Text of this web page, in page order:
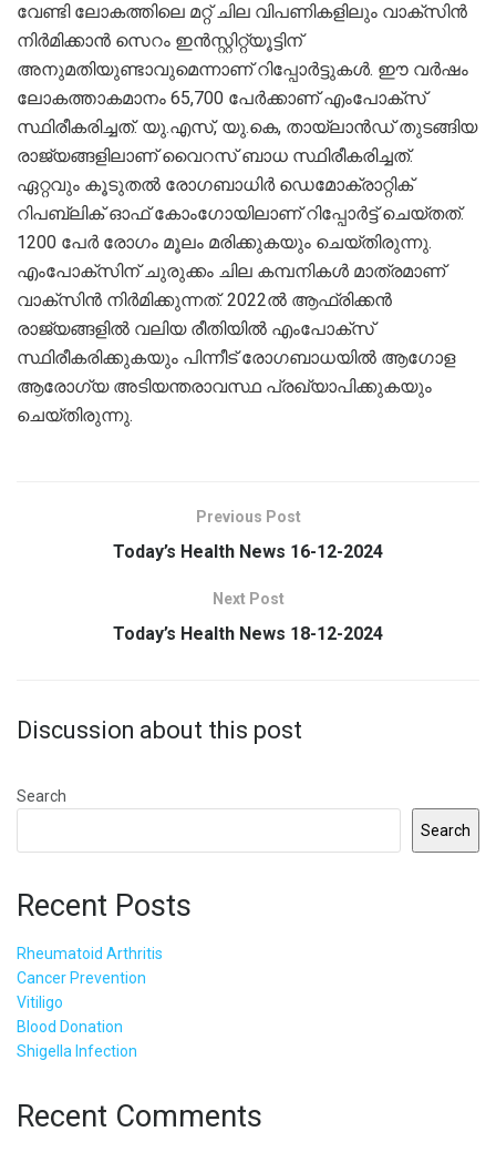
വേണ്ടി ലോകത്തിലെ മറ്റ് ചില വിപണികളിലും വാക്‌സിന്‍
നിര്‍മിക്കാന്‍ സെറം ഇന്‍സ്റ്റിറ്റ്യൂട്ടിന്
അനുമതിയുണ്ടാവുമെന്നാണ് റിപ്പോര്‍ട്ടുകള്‍. ഈ വര്‍ഷം
ലോകത്താകമാനം 65,700 പേര്‍ക്കാണ് എംപോക്‌സ്
സ്ഥിരീകരിച്ചത്. യു.എസ്, യു.കെ, തായ്‌ലാന്‍ഡ് തുടങ്ങിയ
രാജ്യങ്ങളിലാണ് വൈറസ് ബാധ സ്ഥിരീകരിച്ചത്.
ഏറ്റവും കൂടുതല്‍ രോഗബാധിര്‍ ഡെമോക്രാറ്റിക്
റിപബ്ലിക് ഓഫ് കോംഗോയിലാണ് റിപ്പോര്‍ട്ട് ചെയ്തത്.
1200 പേര്‍ രോഗം മൂലം മരിക്കുകയും ചെയ്തിരുന്നു.
എംപോക്‌സിന് ചുരുക്കം ചില കമ്പനികള്‍ മാത്രമാണ്
വാക്‌സിന്‍ നിര്‍മിക്കുന്നത്. 2022ല്‍ ആഫ്രിക്കന്‍
രാജ്യങ്ങളില്‍ വലിയ രീതിയില്‍ എംപോക്‌സ്
സ്ഥിരീകരിക്കുകയും പിന്നീട് രോഗബാധയില്‍ ആഗോള
ആരോഗ്യ അടിയന്തരാവസ്ഥ പ്രഖ്യാപിക്കുകയും
ചെയ്തിരുന്നു.
Previous Post
Today’s Health News 16-12-2024
Next Post
Today’s Health News 18-12-2024
Discussion about this post
Search
Search
Recent Posts
Rheumatoid Arthritis
Cancer Prevention
Vitiligo
Blood Donation
Shigella Infection
Recent Comments